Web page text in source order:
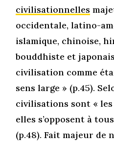
civilisationnelles
occidentale, latino-
islamique, chinoise,
bouddhiste et
civilisation comme
sens large » (p.45).
civilisations sont « les
elles s’opposent à tous
(p.48). Fait majeur de